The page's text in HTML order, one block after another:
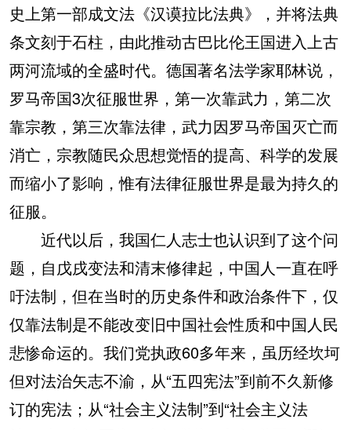
史上第一部成文法《汉谟拉比法典》，并将法典
条文刻于石柱，由此推动古巴比伦王国进入上古
两河流域的全盛时代。德国著名法学家耶林说，
罗马帝国3次征服世界，第一次靠武力，第二次
靠宗教，第三次靠法律，武力因罗马帝国灭亡而
消亡，宗教随民众思想觉悟的提高、科学的发展
而缩小了影响，惟有法律征服世界是最为持久的
征服。
近代以后，我国仁人志士也认识到了这个问
题，自戊戌变法和清末修律起，中国人一直在呼
吁法制，但在当时的历史条件和政治条件下，仅
仅靠法制是不能改变旧中国社会性质和中国人民
悲惨命运的。我们党执政60多年来，虽历经坎坷
但对法治矢志不渝，从“五四宪法”到前不久新修
订的宪法；从“社会主义法制”到“社会主义法